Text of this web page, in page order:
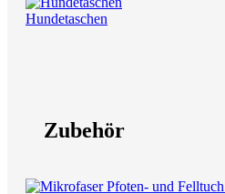
Hundetaschen
Zubehör